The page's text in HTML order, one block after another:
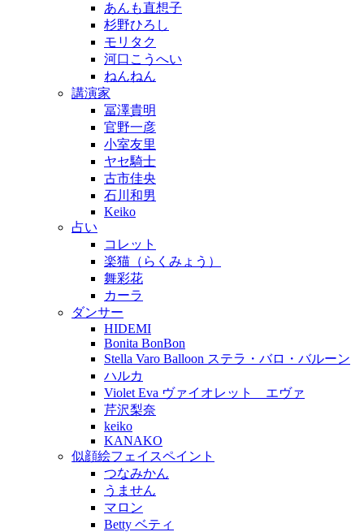
あんも直想子
杉野ひろし
モリタク
河口こうへい
ねんねん
講演家
冨澤貴明
官野一彦
小室友里
ヤセ騎士
古市佳央
石川和男
Keiko
占い
コレット
楽猫（らくみょう）
舞彩花
カーラ
ダンサー
HIDEMI
Bonita BonBon
Stella Varo Balloon ステラ・バロ・バルーン
ハルカ
Violet Eva ヴァイオレット エヴァ
芹沢梨奈
keiko
KANAKO
似顔絵フェイスペイント
つなみかん
うません
マロン
Betty ベティ